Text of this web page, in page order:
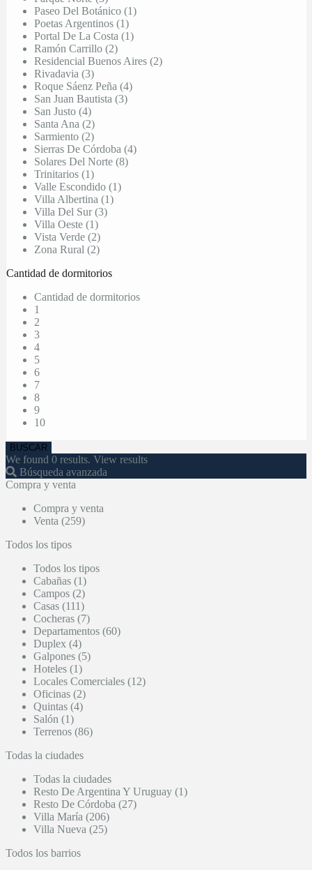
Paseo Del Botánico (1)
Poetas Argentinos (1)
Portal De La Costa (1)
Ramón Carrillo (2)
Residencial Buenos Aires (2)
Rivadavia (3)
Roque Sáenz Peña (4)
San Juan Bautista (3)
San Justo (4)
Santa Ana (2)
Sarmiento (2)
Sierras De Córdoba (4)
Solares Del Norte (8)
Trinitarios (1)
Valle Escondido (1)
Villa Albertina (1)
Villa Del Sur (3)
Villa Oeste (1)
Vista Verde (2)
Zona Rural (2)
Cantidad de dormitorios
Cantidad de dormitorios
1
2
3
4
5
6
7
8
9
10
We found 0 results. View results
Búsqueda avanzada
Compra y venta
Compra y venta
Venta (259)
Todos los tipos
Todos los tipos
Cabañas (1)
Campos (2)
Casas (111)
Cocheras (7)
Departamentos (60)
Duplex (4)
Galpones (5)
Hoteles (1)
Locales Comerciales (12)
Oficinas (2)
Quintas (4)
Salón (1)
Terrenos (86)
Todas la ciudades
Todas la ciudades
Resto De Argentina Y Uruguay (1)
Resto De Córdoba (27)
Villa María (206)
Villa Nueva (25)
Todos los barrios